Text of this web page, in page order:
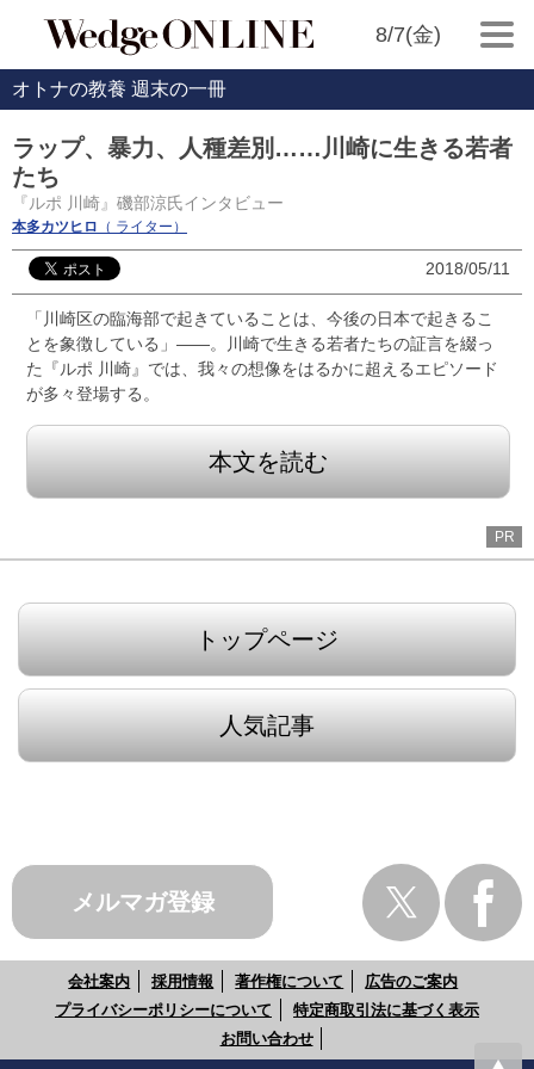
8/7(金)
オトナの教養 週末の一冊
ラップ、暴力、人種差別……川崎に生きる若者
たち
『ルポ 川崎』磯部涼氏インタビュー
本多カツヒロ （ ライター）
2018/05/11
「川崎区の臨海部で起きていることは、今後の日本で起きるこ
とを象徴している」――。川崎で生きる若者たちの証言を綴っ
た『ルポ 川崎』では、我々の想像をはるかに超えるエピソード
が多々登場する。
本文を読む
PR
トップページ
人気記事
メルマガ登録
会社案内 採用情報 著作権について
広告のご案内
プライバシーポリシーについて
特定商取引法に基づく表示
お問い合わせ